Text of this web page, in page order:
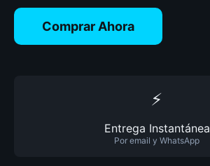
Comprar Ahora
⚡
Entrega Instantánea
Por email y WhatsApp